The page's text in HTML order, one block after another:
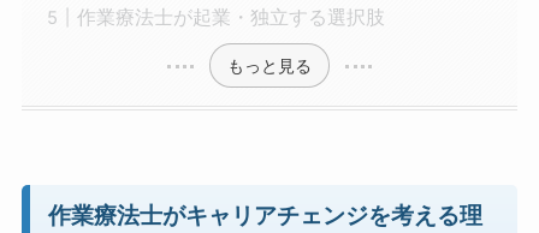
作業療法士が起業・独立する選択肢
もっと見る
作業療法士がキャリアチェンジを考える理